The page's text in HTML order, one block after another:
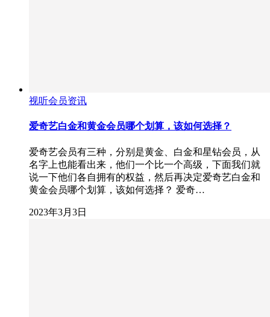
视听会员资讯
爱奇艺白金和黄金会员哪个划算，该如何选择？
爱奇艺会员有三种，分别是黄金、白金和星钻会员，从
名字上也能看出来，他们一个比一个高级，下面我们就
说一下他们各自拥有的权益，然后再决定爱奇艺白金和
黄金会员哪个划算，该如何选择？ 爱奇…
2023年3月3日